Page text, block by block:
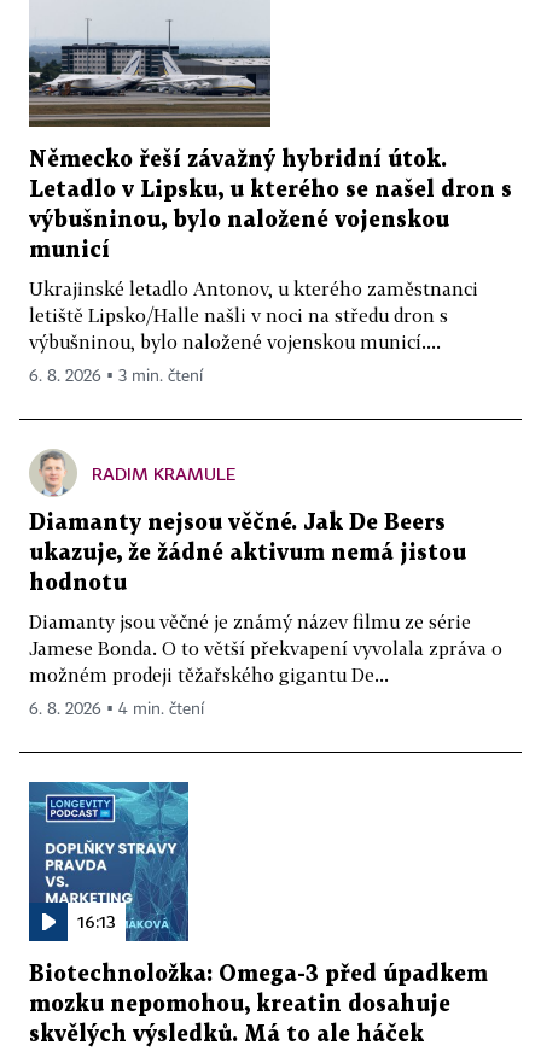
Německo řeší závažný hybridní útok.
Letadlo v Lipsku, u kterého se našel dron s
výbušninou, bylo naložené vojenskou
municí
Ukrajinské letadlo Antonov, u kterého zaměstnanci
letiště Lipsko/Halle našli v noci na středu dron s
výbušninou, bylo naložené vojenskou municí....
6. 8. 2026 ▪ 3 min. čtení
RADIM KRAMULE
Diamanty nejsou věčné. Jak De Beers
ukazuje, že žádné aktivum nemá jistou
hodnotu
Diamanty jsou věčné je známý název filmu ze série
Jamese Bonda. O to větší překvapení vyvolala zpráva o
možném prodeji těžařského gigantu De...
6. 8. 2026 ▪ 4 min. čtení
16:13
Biotechnoložka: Omega-3 před úpadkem
mozku nepomohou, kreatin dosahuje
skvělých výsledků. Má to ale háček